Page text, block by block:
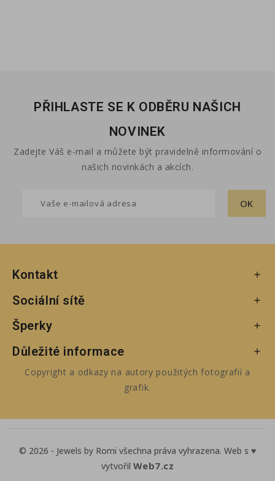
PŘIHLASTE SE K ODBĚRU NAŠICH
NOVINEK
Zadejte Váš e-mail a můžete být pravidelně informování o
našich novinkách a akcích.
Kontakt 
Sociální sítě 
Šperky 
Důležité informace 
Copyright a odkazy na autory použitých fotografií a
grafik.
© 2026 - Jewels by Romi všechna práva vyhrazena. Web s ♥
vytvořil Web7.cz